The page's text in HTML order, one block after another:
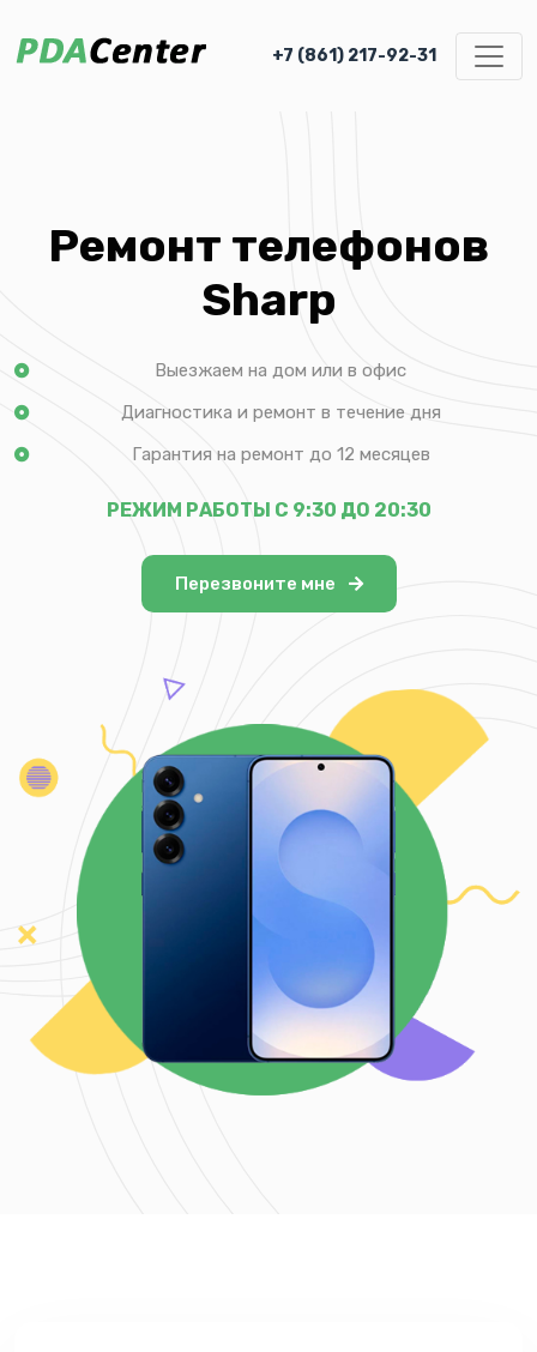
+7 (861) 217-92-31
Ремонт телефонов
Sharp
Выезжаем на дом или в офис
Диагностика и ремонт в течение дня
Гарантия на ремонт до 12 месяцев
РЕЖИМ РАБОТЫ С 9:30 ДО 20:30
Перезвоните мне